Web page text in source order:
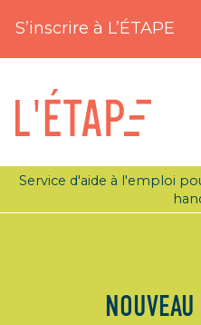
S’inscrire à L’ÉTAPE
Service d'aide à l'emploi